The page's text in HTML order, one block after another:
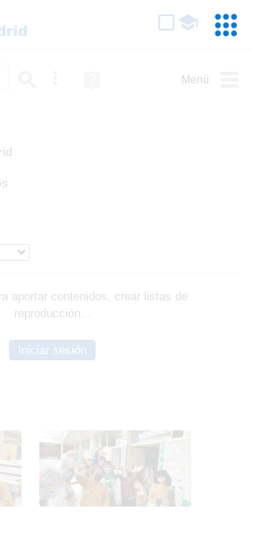
aportar contenidos, crear listas de
reproducción...
Iniciar sesión
BUSCAMOS HUEVOS DE
PASCUA